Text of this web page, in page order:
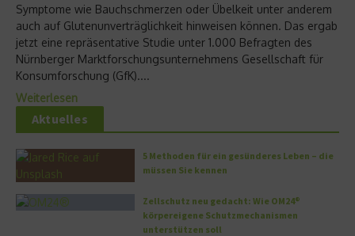
Symptome wie Bauchschmerzen oder Übelkeit unter anderem
auch auf Glutenunverträglichkeit hinweisen können. Das ergab
jetzt eine repräsentative Studie unter 1.000 Befragten des
Nürnberger Marktforschungsunternehmens Gesellschaft für
Konsumforschung (GfK)....
Weiterlesen
Aktuelles
5 Methoden für ein gesünderes Leben – die
müssen Sie kennen
Zellschutz neu gedacht: Wie OM24®
körpereigene Schutzmechanismen
unterstützen soll